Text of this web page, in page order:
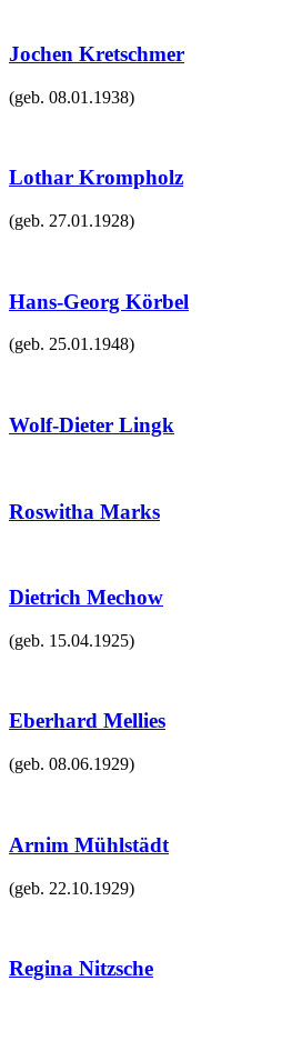
Jochen Kretschmer
(geb. 08.01.1938)
Lothar Krompholz
(geb. 27.01.1928)
Hans-Georg Körbel
(geb. 25.01.1948)
Wolf-Dieter Lingk
Roswitha Marks
Dietrich Mechow
(geb. 15.04.1925)
Eberhard Mellies
(geb. 08.06.1929)
Arnim Mühlstädt
(geb. 22.10.1929)
Regina Nitzsche